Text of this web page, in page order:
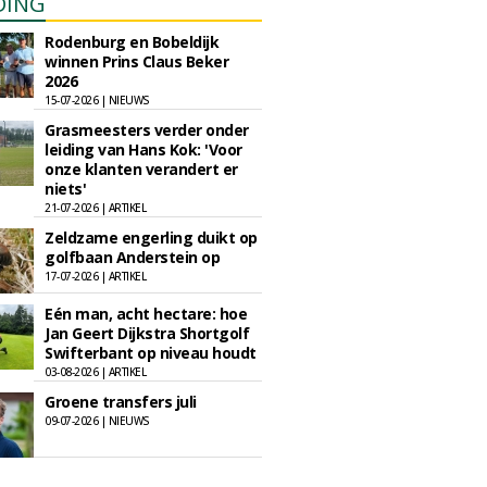
Rodenburg en Bobeldijk
winnen Prins Claus Beker
2026
15-07-2026 | NIEUWS
Grasmeesters verder onder
leiding van Hans Kok: 'Voor
onze klanten verandert er
niets'
21-07-2026 | ARTIKEL
Zeldzame engerling duikt op
golfbaan Anderstein op
17-07-2026 | ARTIKEL
Eén man, acht hectare: hoe
Jan Geert Dijkstra Shortgolf
Swifterbant op niveau houdt
03-08-2026 | ARTIKEL
Groene transfers juli
09-07-2026 | NIEUWS